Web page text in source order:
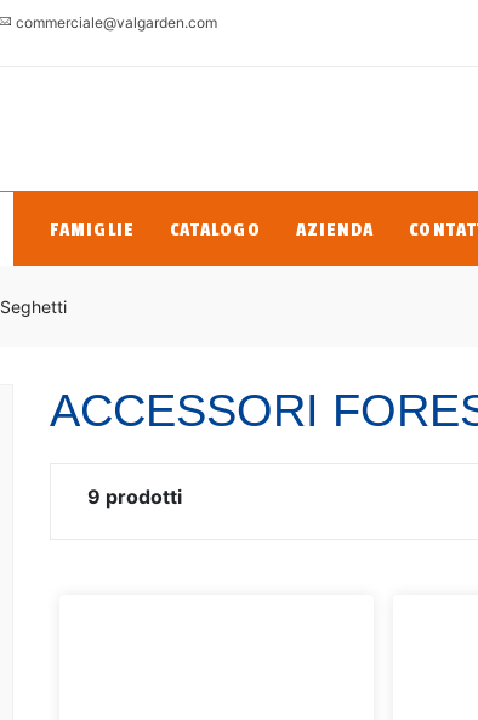
commerciale@valgarden.com
FAMIGLIE CATALOGO AZIENDA
Seghetti
ACCESSORI
9 prodotti